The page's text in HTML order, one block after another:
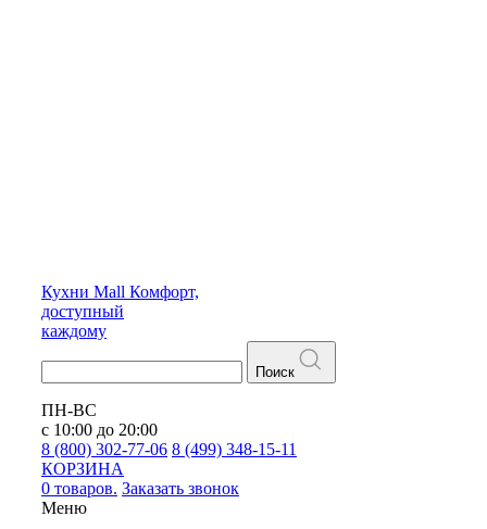
Кухни Mall Комфорт,
доступный
каждому
Поиск
ПН-ВС
с 10:00 до 20:00
8 (800) 302-77-06 8 (499) 348-15-11
КОРЗИНА
0 товаров. Заказать звонок
Меню